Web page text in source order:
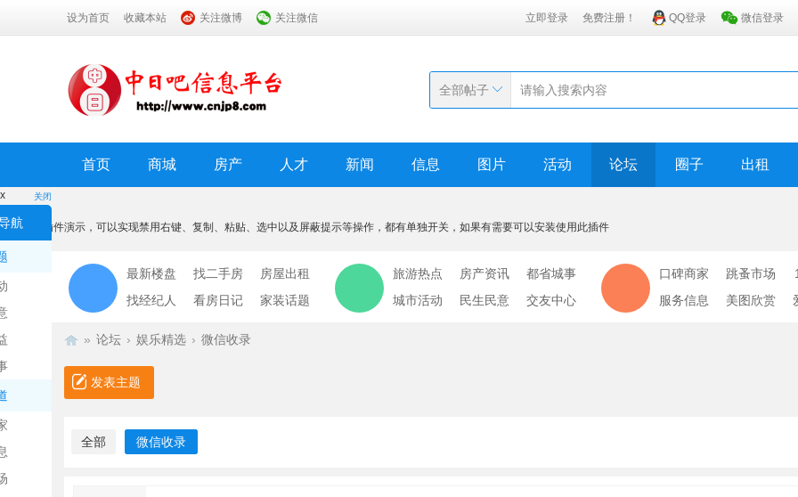
设为首页 收藏本站 关注微博 关注微信 立即登录 免费注册！ QQ登录 微信登录
全部帖子
首页 商城 房产 人才 新闻 信息 图片 活动 论坛 圈子 出租
关闭
航
x
本功能为插件演示，可以实现禁用右键、复制、粘贴、选中以及屏蔽提示等操作，都有单独开关，如果有需要可以安装使用此插件
我知道了
最新楼盘 找二手房
房屋出租
找经纪人
看房日记 家装话题
旅游热点 房产资讯
都省城事
城市活动
民生民意 交友中心
口碑商家 跳蚤市场
服务信息
美图欣赏
» 论坛 › 娱乐精选 › 微信收录
发表主题
全部 微信收录